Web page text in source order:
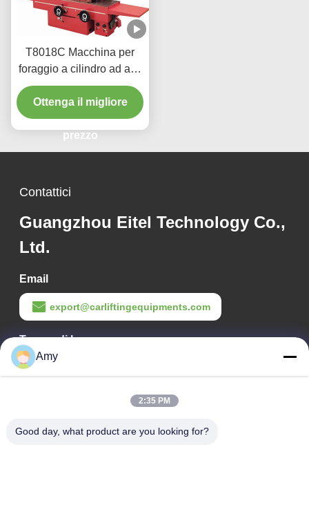
T8018C Macchina per
foraggio a cilindro ad alta
precisione per veicoli
pesanti
Ottenga il migliore
prezzo
Contattici
Guangzhou Eitel Technology Co.,
Ltd.
Email
export@carliftingequipments.com
Tempo di lavoro
09:00-18:00
Strada nazionale 106, distretto di Huadu, città di Guangzhou
Amy
2:35 PM
Good day, what product are you looking for?